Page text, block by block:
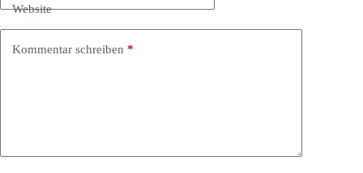
Website
Kommentar schreiben *